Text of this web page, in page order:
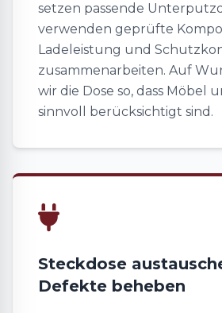
setzen passende
verwenden geprüfte
Ladeleistung und
zusammenarbeiten. Auf
wir die Dose so, dass Möbel
sinnvoll berücksichtigt sind.
Steckdose
Defekte beheben